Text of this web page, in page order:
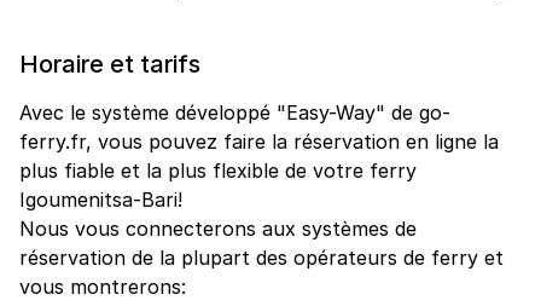
Horaire et tarifs
Avec le système développé "Easy-Way" de go-
ferry.fr, vous pouvez faire la réservation en ligne la
plus fiable et la plus flexible de votre ferry
Igoumenitsa-Bari!
Nous vous connecterons aux systèmes de
réservation de la plupart des opérateurs de ferry et
vous montrerons: